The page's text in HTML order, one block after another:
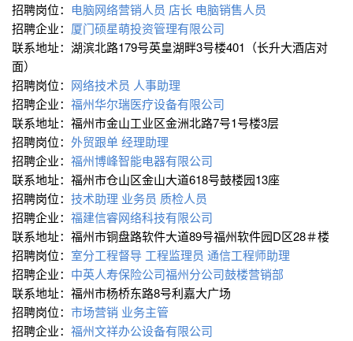
招聘岗位： 电脑网络营销人员 店长 电脑销售人员
招聘企业： 厦门硕星萌投资管理有限公司
联系地址：湖滨北路179号英皇湖畔3号楼401（长升大酒店对
面）
招聘岗位： 网络技术员 人事助理
招聘企业： 福州华尔瑞医疗设备有限公司
联系地址：福州市金山工业区金洲北路7号1号楼3层
招聘岗位： 外贸跟单经理助理
招聘企业： 福州博峰智能电器有限公司
联系地址：福州市仓山区金山大道618号鼓楼园13座
招聘岗位： 技术助理 业务员 质检人员
招聘企业： 福建信睿网络科技有限公司
联系地址：福州市铜盘路软件大道89号福州软件园D区28＃楼
招聘岗位： 室分工程督导 工程监理员 通信工程师助理
招聘企业： 中英人寿保险公司福州分公司鼓楼营销部
联系地址：福州市杨桥东路8号利嘉大广场
招聘岗位： 市场营销 业务主管
招聘企业： 福州文祥办公设备有限公司